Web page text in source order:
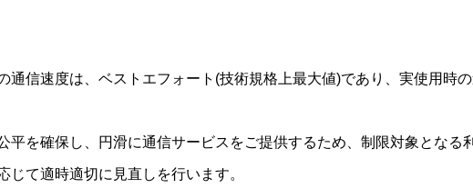
通信速度は、ベストエフォート(技術規格上最大値)であり、実使用時
平を確保し、円滑に通信サービスをご提供するため、制限対象となる
じて適時適切に見直しを行います。